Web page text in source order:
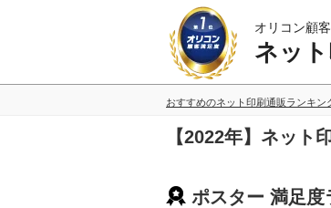
オリコン顧
ネッ
おすすめのネット印刷通販ランキン
【2022年】ネット
ポスター 満足度